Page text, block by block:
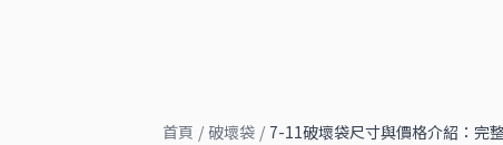
首頁 / 破壞袋 / 7-11破壞袋尺寸與價格介紹：完